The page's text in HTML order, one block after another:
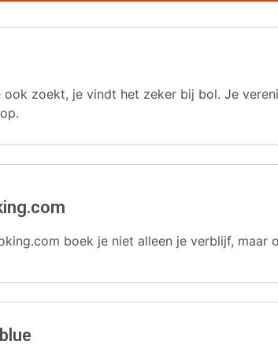
ook zoekt, je vindt het zeker bij bol. Je
boek je niet alleen je verblijf, maar